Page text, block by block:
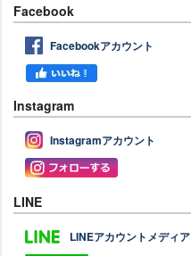
Facebook
Facebookアカウント
Instagram
Instagramアカウント
LINE
LINEアカウントメディア